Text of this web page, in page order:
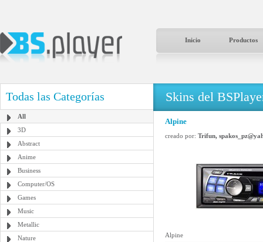
Inicio Productos
Todas las Categorías
All
3D
Abstract
Anime
Business
Computer/OS
Games
Music
Metallic
Nature
Skins del
Alpine
creado por: Trifun,
Alpine